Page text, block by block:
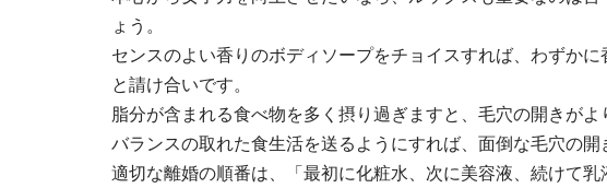
ょう。
センスのよい香りのボディソープをチョイスすれば、わずか
と請け合いです。
脂分が含まれる食べ物を多く摂り過ぎますと、毛穴の開きがよ
バランスの取れた食生活を送るようにすれば、面倒な毛穴の開
適切な離婚の順番は、「最初に化粧水、次に美容液、続けて乳